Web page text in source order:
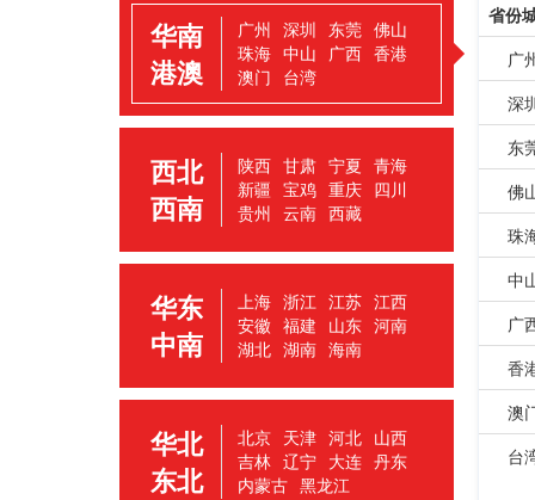
华南
港澳
广州 深圳 东莞 佛山
珠海 中山 广西 香港
澳门 台湾
西北
西南
陕西 甘肃 宁夏 青海
新疆 宝鸡 重庆 四川
贵州 云南 西藏
华东
中南
上海 浙江 江苏 江西
安徽 福建 山东 河南
湖北 湖南 海南
华北
东北
北京 天津 河北 山西
吉林 辽宁 大连 丹东
内蒙古 黑龙江
省份
广
深
东
佛
珠
中
广
香
澳
台